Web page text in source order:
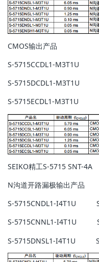
CMOS输出产品
S-5715CCDL1-M3T1U
S-5715DCDL1-M3T1U
S-5715ECDL1-M3T1U
SEIKO精工S-5715 SNT-4A
N沟道开路漏极输出产品
S-5715CNDL1-I4T1U S-
S-5715CNNL1-I4T1U S-
S-5715DNSL1-I4T1U S-